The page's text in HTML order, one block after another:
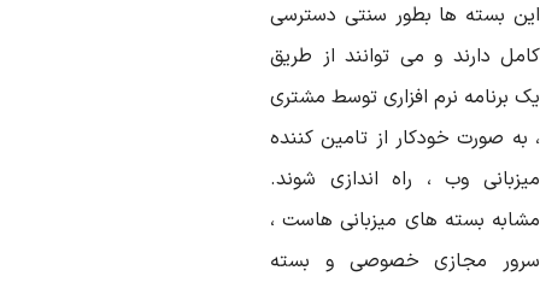
بسته ها بطور سنتی دسترسی
دارند و می توانند از طریق
برنامه نرم افزاری توسط مشتری
به صورت خودکار از تامین کننده
وب ، راه اندازی شوند.
بسته های میزبانی هاست ،
مجازی خصوصی و بسته